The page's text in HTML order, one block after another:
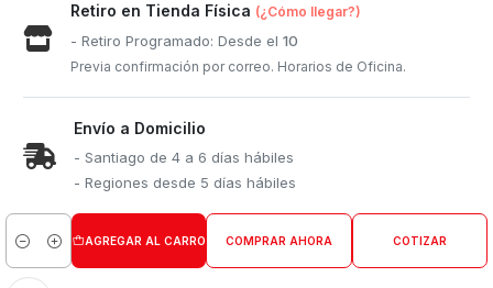
Retiro en Tienda Física (¿Cómo llegar?)
- Retiro Programado: Desde el10
Previa confirmación por correo. Horarios de Oficina.
Envío a Domicilio
- Santiago de 4 a 6 días hábiles
- Regiones desde 5 días hábiles
Cantidad
AGREGAR AL CARRO COMPRAR AHORA COTIZAR